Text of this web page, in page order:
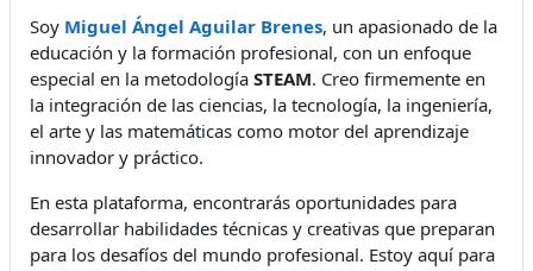
Soy Miguel Ángel Aguilar Brenes, un apasionado de la
educación y la formación profesional, con un enfoque
especial en la metodología STEAM. Creo firmemente en
la integración de las ciencias, la tecnología, la ingeniería,
el arte y las matemáticas como motor del aprendizaje
innovador y práctico.
En esta plataforma, encontrarás oportunidades para
desarrollar habilidades técnicas y creativas que preparan
para los desafíos del mundo profesional. Estoy aquí para